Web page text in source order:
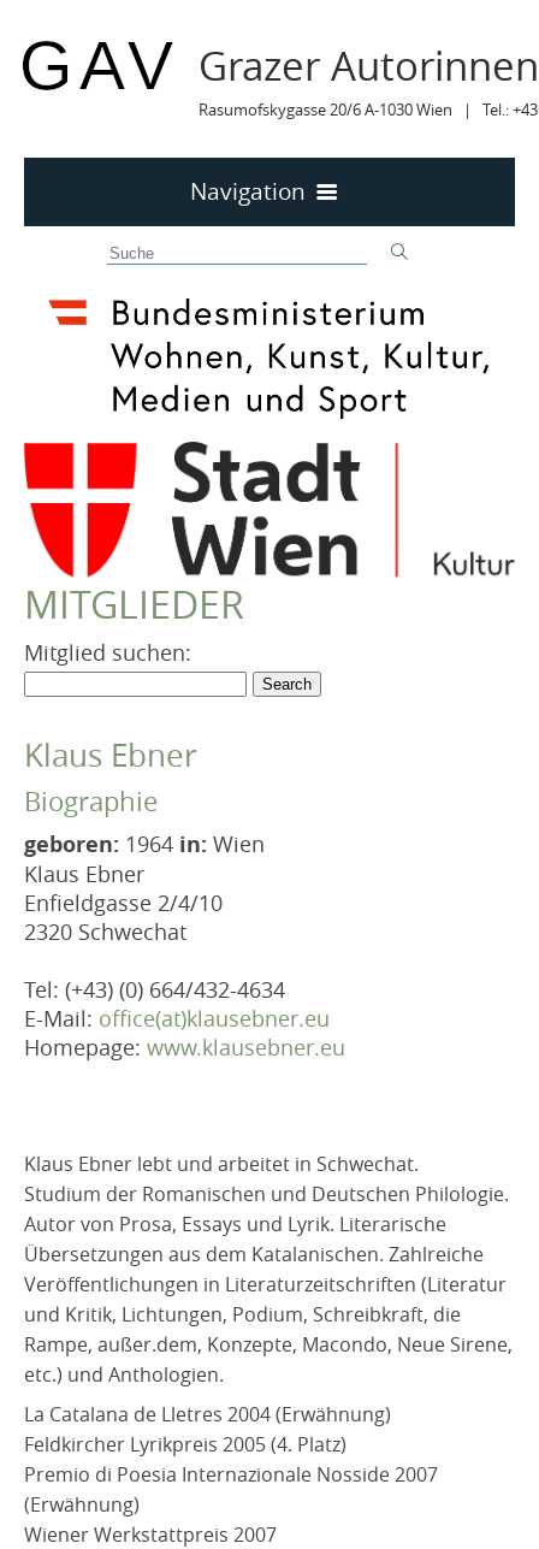
Grazer
Rasumofskygasse 20/6 A-1030 Wien | Tel.:
Navigation
MITTEILUNGEN
MITTEILUNGEN Archiv
TERMINE
TERMINE sortiert
LYRIK IM MÄRZ
MITGLIEDER
VEREIN
Robert Musil Gedenkraum
TERMINARCHIV
TEXTE
MITGLIEDER
Mitglied suchen:
Klaus Ebner
Biographie
geboren: 1964 in: Wien
Klaus Ebner
Enfieldgasse 2/4/10
2320 Schwechat
Tel: (+43) (0) 664/432-4634
E-Mail: office(at)klausebner.eu
Homepage: www.klausebner.eu
Klaus Ebner lebt und arbeitet in Schwechat.
Studium der Romanischen und Deutschen Philologie.
Autor von Prosa, Essays und Lyrik. Literarische
Übersetzungen aus dem Katalanischen. Zahlreiche
Veröffentlichungen in Literaturzeitschriften (Literatur
und Kritik, Lichtungen, Podium, Schreibkraft, die
Rampe, außer.dem, Konzepte, Macondo, Neue Sirene,
etc.) und Anthologien.
La Catalana de Lletres 2004 (Erwähnung)
Feldkircher Lyrikpreis 2005 (4. Platz)
Premio di Poesia Internazionale Nosside 2007
(Erwähnung)
Wiener Werkstattpreis 2007